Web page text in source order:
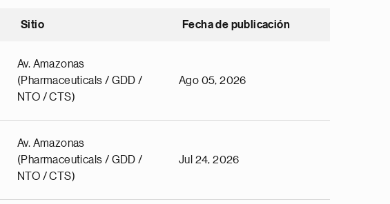
Sitio Fecha de publicación
Av. Amazonas
(Pharmaceuticals / GDD /
NTO / CTS)
Ago 05, 2026
Av. Amazonas
(Pharmaceuticals / GDD /
NTO / CTS)
Jul 24, 2026